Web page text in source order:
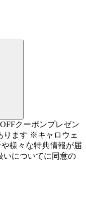
クーポンプレゼン
ります ※キャロウェ
様々な特典情報が届
いについてに同意の